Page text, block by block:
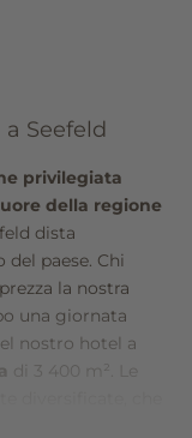
Seefeld
privilegiata
della regione
dista
paese. Chi
la nostra
una giornata
nostro hotel a
di 3 400 m². Le
a Seefeld,